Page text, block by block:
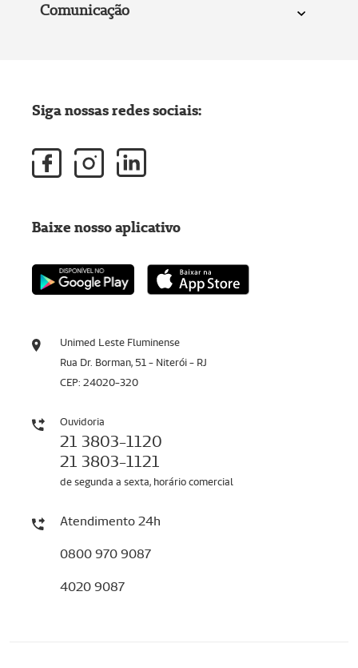
Comunicação
Unimed Leste Fluminense
Rua Dr. Borman, 51 - Niterói - RJ
CEP: 24020-320
Ouvidoria
21 3803-1120
21 3803-1121
de segunda a sexta, horário comercial
Atendimento 24h
0800 970 9087
4020 9087
Siga nossas redes sociais:
Baixe nosso aplicativo